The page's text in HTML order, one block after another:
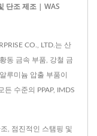
단조 제조 | WAS
CO., LTD.는 산
동 금속 부품, 강철 금
루미늄 압출 부품이
든 수준의 PPAP, IMDS
, 점진적인 스탬핑 및